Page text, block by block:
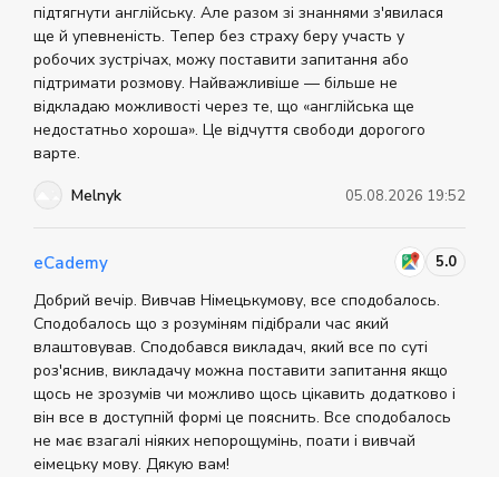
підтягнути англійську. Але разом зі знаннями з'явилася
ще й упевненість. Тепер без страху беру участь у
робочих зустрічах, можу поставити запитання або
підтримати розмову. Найважливіше — більше не
відкладаю можливості через те, що «англійська ще
недостатньо хороша». Це відчуття свободи дорогого
варте.
Melnyk
05.08.2026 19:52
eCademy 5.0
Добрий вечір. Вивчав Німецькумову, все сподобалось.
Сподобалось що з розуміням підібрали час який
влаштовував. Сподобався викладач, який все по суті
роз'яснив, викладачу можна поставити запитання якщо
щось не зрозумів чи можливо щось цікавить додатково і
він все в доступній формі це пояснить. Все сподобалось
не має взагалі ніяких непорощумінь, поати і вивчай
еімецьку мову. Дякую вам!